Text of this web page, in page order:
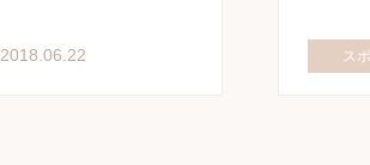
2018.06.22 ス